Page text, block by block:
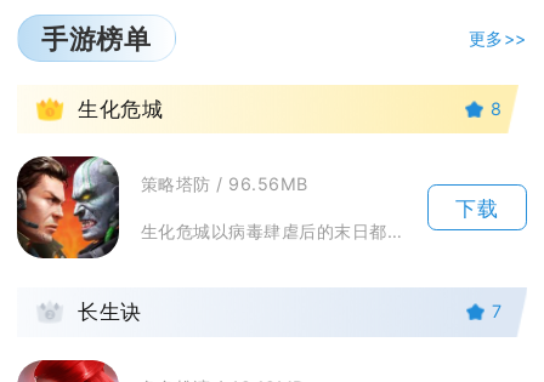
手游榜单 更多>>
1 生化危城 8
策略塔防 / 96.56MB
生化危城以病毒肆虐后的末日都市作为故事舞台，人类社会崩塌，丧尸与变异生物占据城市各处，幸存...
下载
2 长生诀 7